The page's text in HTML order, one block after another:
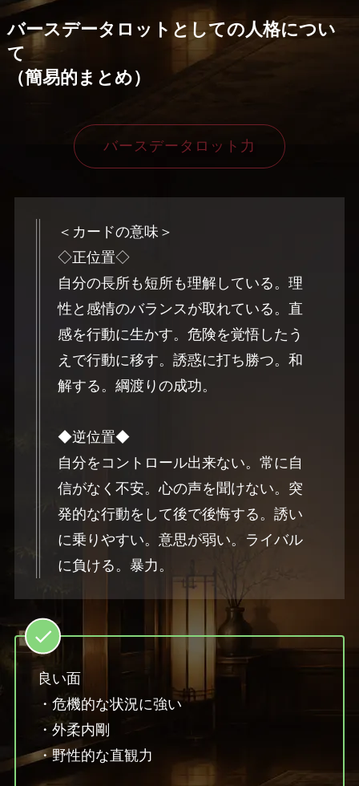
バースデータロットとしての人格につい
て
（簡易的まとめ）
バースデータロット力
＜カードの意味＞
◇正位置◇
自分の長所も短所も理解している。理
性と感情のバランスが取れている。直
感を行動に生かす。危険を覚悟したう
えで行動に移す。誘惑に打ち勝つ。和
解する。綱渡りの成功。
◆逆位置◆
自分をコントロール出来ない。常に自
信がなく不安。心の声を聞けない。突
発的な行動をして後で後悔する。誘い
に乗りやすい。意思が弱い。ライバル
に負ける。暴力。
良い面
・危機的な状況に強い
・外柔内剛
・野性的な直観力